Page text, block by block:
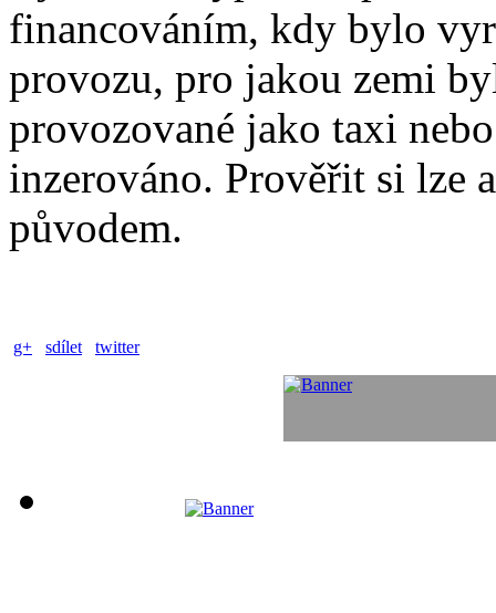
financováním, kdy bylo
provozu, pro jakou zemi
provozované jako taxi
inzerováno. Prověřit si lze
původem.
g+ sdílet twitter